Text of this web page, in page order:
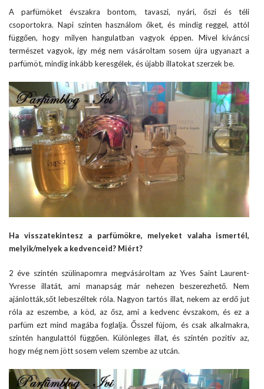
A parfümöket évszakra bontom, tavaszi, nyári, őszi és téli
csoportokra. Napi szinten használom őket, és mindig reggel, attól
függően, hogy milyen hangulatban vagyok éppen. Mivel kíváncsi
természet vagyok, így még nem vásároltam sosem újra ugyanazt a
parfümöt, mindig inkább keresgélek, és újabb illatokat szerzek be.
Ha visszatekintesz a parfümökre, melyeket valaha ismertél,
melyik/melyek a kedvenceid? Miért?
2 éve szintén szülinapomra megvásároltam az Yves Saint Laurent-
Yvresse illatát, ami manapság már nehezen beszerezhető. Nem
ajánlották,sőt lebeszéltek róla. Nagyon tartós illat, nekem az erdő jut
róla az eszembe, a köd, az ősz, ami a kedvenc évszakom, és ez a
parfüm ezt mind magába foglalja. Ősszel fújom, és csak alkalmakra,
szintén hangulattól függően. Különleges illat, és szintén pozitív az,
hogy még nem jött sosem velem szembe az utcán.